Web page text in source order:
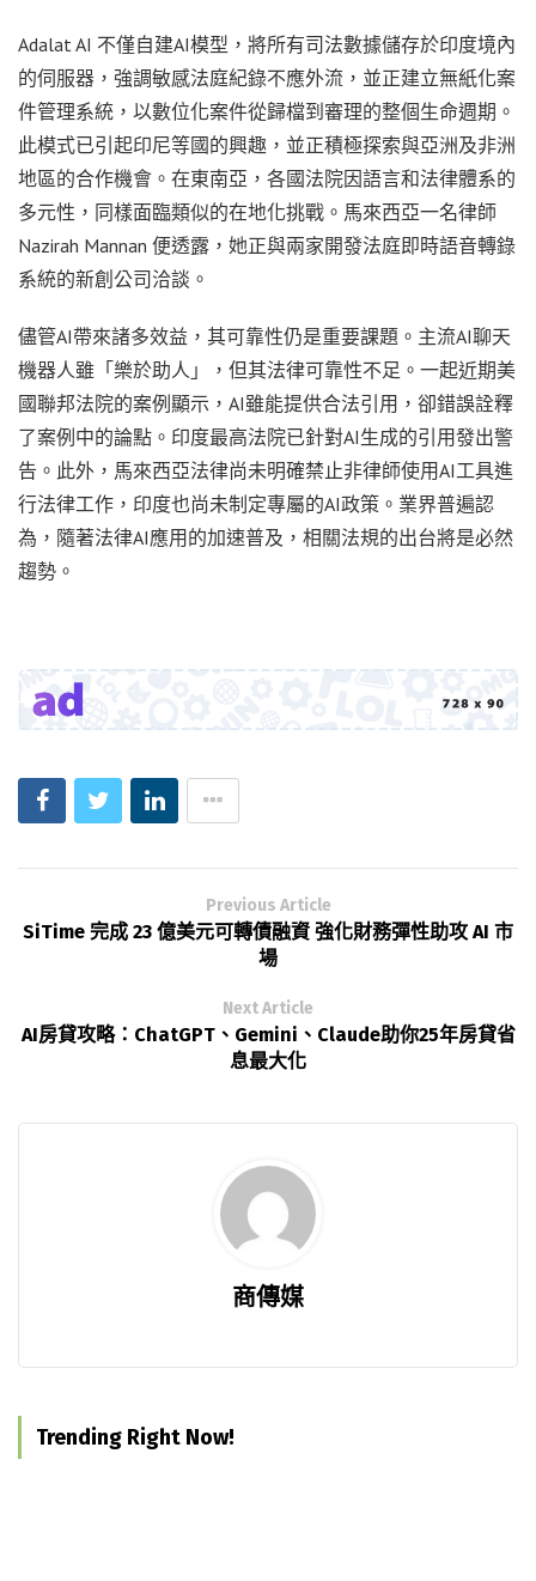
Adalat AI 不僅自建AI模型，將所有司法數據儲存於印度境內
的伺服器，強調敏感法庭紀錄不應外流，並正建立無紙化案
件管理系統，以數位化案件從歸檔到審理的整個生命週期。
此模式已引起印尼等國的興趣，並正積極探索與亞洲及非洲
地區的合作機會。在東南亞，各國法院因語言和法律體系的
多元性，同樣面臨類似的在地化挑戰。馬來西亞一名律師
Nazirah Mannan 便透露，她正與兩家開發法庭即時語音轉錄
系統的新創公司洽談。
儘管AI帶來諸多效益，其可靠性仍是重要課題。主流AI聊天
機器人雖「樂於助人」，但其法律可靠性不足。一起近期美
國聯邦法院的案例顯示，AI雖能提供合法引用，卻錯誤詮釋
了案例中的論點。印度最高法院已針對AI生成的引用發出警
告。此外，馬來西亞法律尚未明確禁止非律師使用AI工具進
行法律工作，印度也尚未制定專屬的AI政策。業界普遍認
為，隨著法律AI應用的加速普及，相關法規的出台將是必然
趨勢。
Previous Article
SiTime 完成 23 億美元可轉債融資 強化財務彈性助攻 AI 市
場
Next Article
AI房貸攻略：ChatGPT、Gemini、Claude助你25年房貸省
息最大化
商傳媒
Trending Right Now!